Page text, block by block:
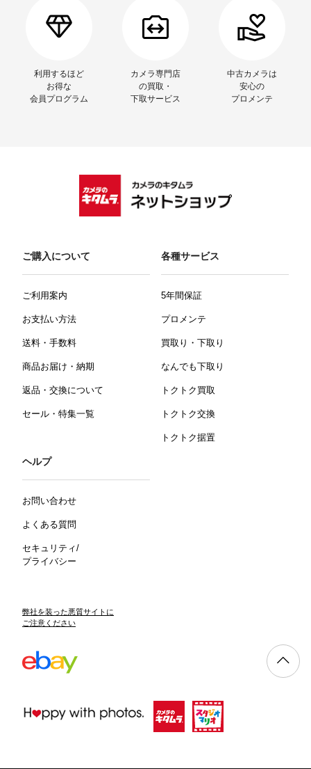
利用するほど
お得な
会員プログラム
カメラ専門店
の買取・
下取サービス
中古カメラは
安心の
プロメンテ
ご購入について
ご利用案内
お支払い方法
送料・手数料
商品お届け・納期
返品・交換について
セール・特集一覧
各種サービス
5年間保証
プロメンテ
買取り・下取り
なんでも下取り
トクトク買取
トクトク交換
トクトク据置
ヘルプ
お問い合わせ
よくある質問
セキュリティ/
プライバシー
弊社を装った悪質サイトに
ご注意ください